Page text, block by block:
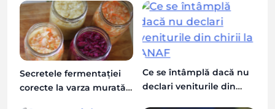
Secretele fermentației
corecte la varza murată
Ce se întâmplă dacă nu
declari veniturile din